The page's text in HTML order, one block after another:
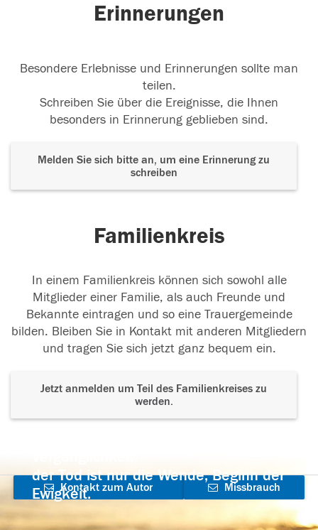
Erinnerungen
Besondere Erlebnisse und Erinnerungen sollte man
teilen.
Schreiben Sie über die Ereignisse, die Ihnen
besonders in Erinnerung geblieben sind.
Melden Sie sich bitte an, um eine Erinnerung zu
schreiben
Familienkreis
In einem Familienkreis können sich sowohl alle
Mitglieder einer Familie, als auch Freunde und
Bekannte eintragen und so eine Trauergemeinde
bilden. Bleiben Sie in Kontakt mit anderen Mitgliedern
und tragen Sie sich jetzt ganz bequem ein.
Jetzt anmelden um Teil des Familienkreises zu
werden.
der Tod ist nur die Wende, Beginn der
Ewigkeit.
Kontakt zum Autor
aufnehmen
Missbrauch